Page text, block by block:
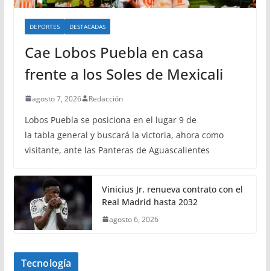
DEPORTES DESTACADAS
Cae Lobos Puebla en casa
frente a los Soles de Mexicali
agosto 7, 2026 Redacción
Lobos Puebla se posiciona en el lugar 9 de
la tabla general y buscará la victoria, ahora como
visitante, ante las Panteras de Aguascalientes
Vinicius Jr. renueva contrato con el
Real Madrid hasta 2032
agosto 6, 2026
Tecnología